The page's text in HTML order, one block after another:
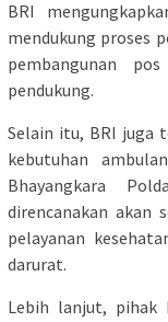
BRI
mendukung proses
pembangunan
pendukung.
Selain itu, BRI juga
kebutuhan
Bhayangkara
direncanakan akan
pelayanan
darurat.
Lebih lanjut, pihak